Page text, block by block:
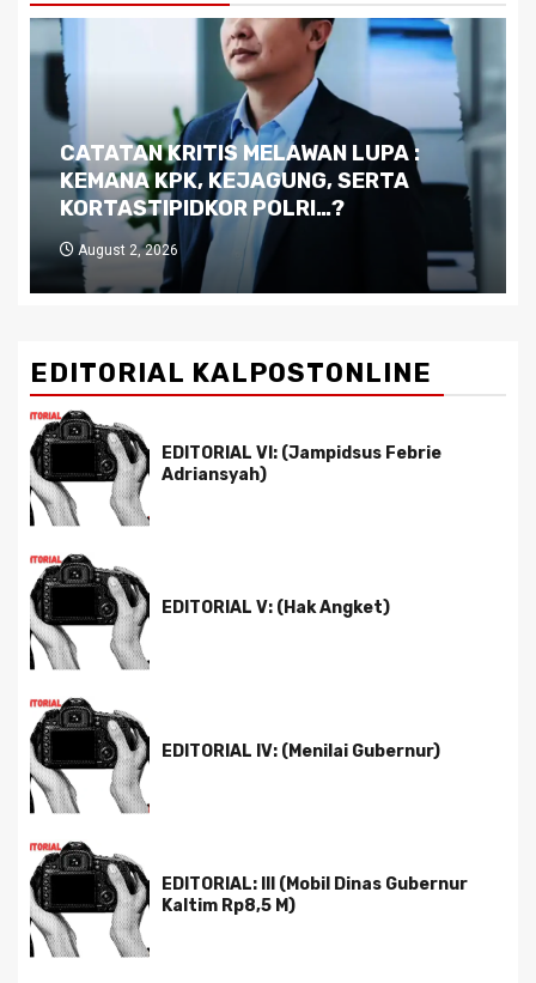
CATATAN KRITIS MELAWAN LUPA :
KEMANA KPK, KEJAGUNG, SERTA
KORTASTIPIDKOR POLRI…?
August 2, 2026
EDITORIAL KALPOSTONLINE
EDITORIAL VI: (Jampidsus Febrie
Adriansyah)
EDITORIAL V: (Hak Angket)
EDITORIAL IV: (Menilai Gubernur)
EDITORIAL: III (Mobil Dinas Gubernur
Kaltim Rp8,5 M)